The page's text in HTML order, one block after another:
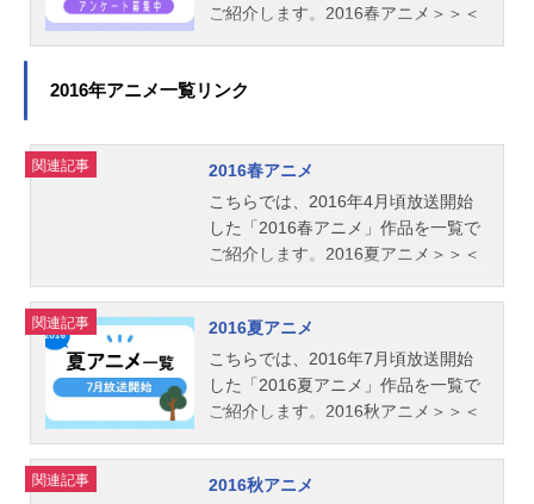
展男メルフォンシーナ：花澤香菜ス
タッフ監督：橘正紀シリーズ構成：
浅沼文生キャラクターデザイン：鯉
FelixFilm製作：PHANTASYSTARPAR
TNERS2019主題歌OP1：「Destin
y」AimeeBlacks...
ご紹介します。2016春アニメ＞＞＜
2016年アニメ一覧リンク
関連記事
2016春アニメ
こちらでは、2016年4月頃放送開始
した「2016春アニメ」作品を一覧で
ご紹介します。2016夏アニメ＞＞＜
関連記事
2016夏アニメ
こちらでは、2016年7月頃放送開始
した「2016夏アニメ」作品を一覧で
ご紹介します。2016秋アニメ＞＞＜
関連記事
2016秋アニメ